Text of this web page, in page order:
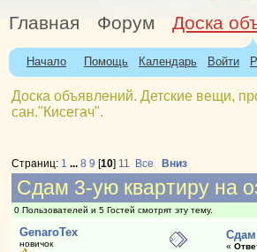
Главная Форум Доска
Начало Помощь Календарь Войти
Доска объявлений. Детские вещи,
сан."Кисегач".
Страниц: 1 ...8 9 [10] 11 Все Вниз
Сдам 3-ую квартиру на
0 Пользователей и 5 Гостей смотрят эту тему.
GenaroTex
новичок
Сдам
«